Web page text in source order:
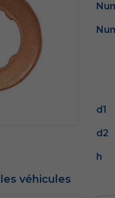
d1
d2
h
véhicules